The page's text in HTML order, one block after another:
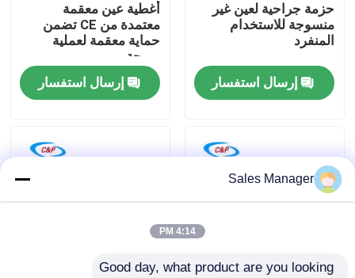
حولنا
جولة في المصنع
اتصل بنا
القضايا
حزمة جراحية لعين غير
منسوجة للاستخدام
المنفرد
إرسال استفسار
أغطية عين معقمة
معتمدة من CE تضمن
حماية معقمة لعملية
مريحة
إرسال استفسار
Sales Manager
4:14 PM
Good day, what product are you looking